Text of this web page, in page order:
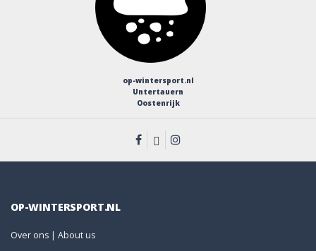
op-wintersport.nl
Untertauern
Oostenrijk
OP-WINTERSPORT.NL
Over ons | About us